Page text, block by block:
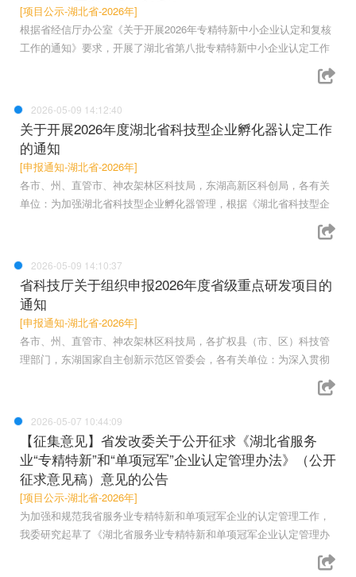
[项目公示-湖北省-2026年]
根据省经信厅办公室《关于开展2026年专精特新中小企业认定和复核
工作的通知》要求，开展了湖北省第八批专精特新中小企业认定工作
2026-05-09 14:12:40
关于开展2026年度湖北省科技型企业孵化器认定工作
的通知
[申报通知-湖北省-2026年]
各市、州、直管市、神农架林区科技局，东湖高新区科创局，各有关
单位：为加强湖北省科技型企业孵化器管理，根据《湖北省科技型企
2026-05-09 14:10:37
省科技厅关于组织申报2026年度省级重点研发项目的
通知
[申报通知-湖北省-2026年]
各市、州、直管市、神农架林区科技局，各扩权县（市、区）科技管
理部门，东湖国家自主创新示范区管委会，各有关单位：为深入贯彻
2026-05-07 10:44:09
【征集意见】省发改委关于公开征求《湖北省服务
业“专精特新”和“单项冠军”企业认定管理办法》（公开
征求意见稿）意见的公告
[项目公示-湖北省-2026年]
为加强和规范我省服务业专精特新和单项冠军企业的认定管理工作，
我委研究起草了《湖北省服务业专精特新和单项冠军企业认定管理办